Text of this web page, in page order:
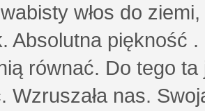
włos do
Absolutna piękność
równać. Do tego
Wzruszała nas.